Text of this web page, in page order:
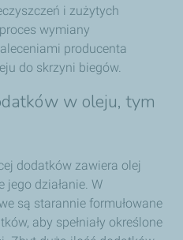
i zużytych
wymiany
producenta
do skrzyni biegów.
w oleju, tym
dodatków zawiera olej
jego działanie. W
są starannie formułowane
aby spełniały określone